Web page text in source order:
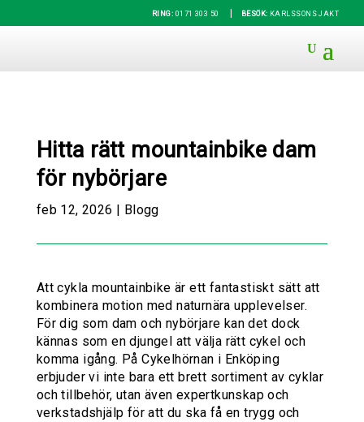
RING: 0171 303 50 BESÖK: KARLSSONS JAKT
Hitta rätt mountainbike dam
för nybörjare
feb 12, 2026 Blogg
Att cykla mountainbike är ett fantastiskt sätt att
kombinera motion med naturnära upplevelser.
För dig som dam och nybörjare kan det dock
kännas som en djungel att välja rätt cykel och
komma igång. På Cykelhörnan i Enköping
erbjuder vi inte bara ett brett sortiment av cyklar
och tillbehör, utan även expertkunskap och
verkstadshjälp för att du ska få en trygg och